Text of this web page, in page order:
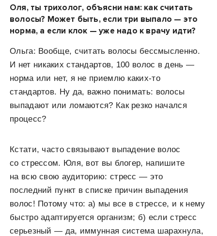
Оля, ты трихолог, объясни нам: как считать
волосы? Может быть, если три выпало — это
норма, а если клок — уже надо к врачу идти?
Ольга: Вообще, считать волосы бессмысленно.
И нет никаких стандартов, 100 волос в день —
норма или нет, я не приемлю каких-то
стандартов. Ну да, важно понимать: волосы
выпадают или ломаются? Как резко начался
процесс?
Кстати, часто связывают выпадение волос
со стрессом. Юля, вот вы блогер, напишите
на всю свою аудиторию: стресс — это
последний пункт в списке причин выпадения
волос! Потому что: а) мы все в стрессе, и к нему
быстро адаптируется организм; б) если стресс
серьезный — да, иммунная система шарахнула,